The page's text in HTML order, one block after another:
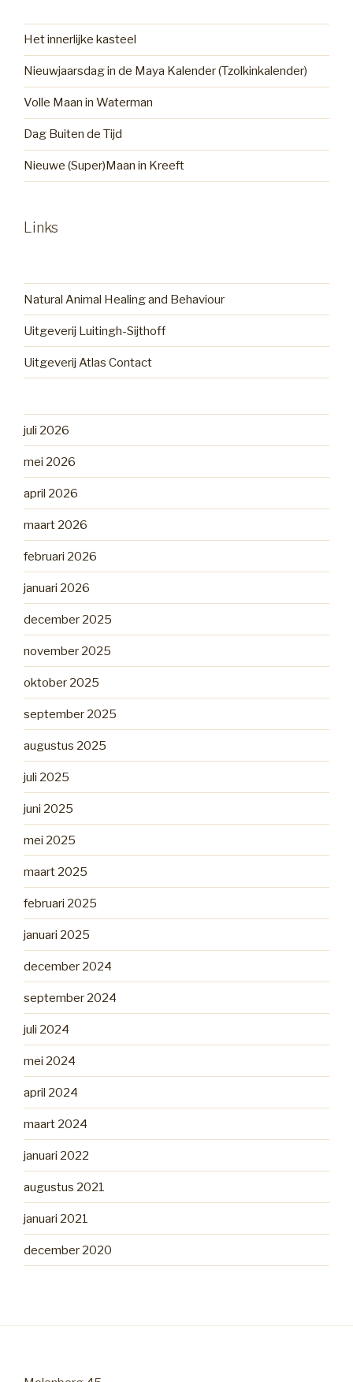
Het innerlijke kasteel
Nieuwjaarsdag in de Maya Kalender (Tzolkinkalender)
Volle Maan in Waterman
Dag Buiten de Tijd
Nieuwe (Super)Maan in Kreeft
Links
Natural Animal Healing and Behaviour
Uitgeverij Luitingh-Sijthoff
Uitgeverij Atlas Contact
juli 2026
mei 2026
april 2026
maart 2026
februari 2026
januari 2026
december 2025
november 2025
oktober 2025
september 2025
augustus 2025
juli 2025
juni 2025
mei 2025
maart 2025
februari 2025
januari 2025
december 2024
september 2024
juli 2024
mei 2024
april 2024
maart 2024
januari 2022
augustus 2021
januari 2021
december 2020